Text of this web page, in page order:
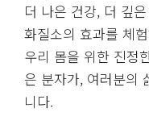
더 나은 건강, 더 깊
화질소의 효과를 체
우리 몸을 위한 진정
은 분자가, 여러분의
니다.